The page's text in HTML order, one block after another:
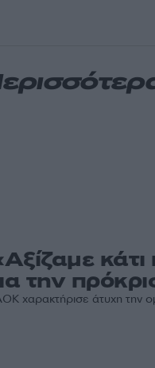
την
χαρακτήρισε άτυχη την